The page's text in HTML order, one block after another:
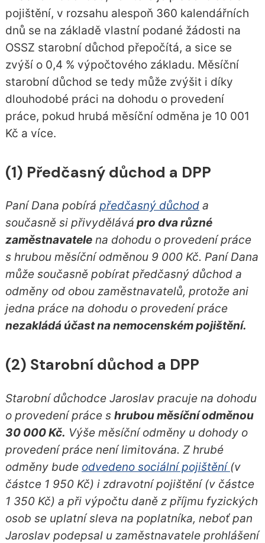
pojištění, v rozsahu alespoň 360 kalendářních
dnů se na základě vlastní podané žádosti na
OSSZ starobní důchod přepočítá, a sice se
zvýší o 0,4 % výpočtového základu. Měsíční
starobní důchod se tedy může zvýšit i díky
dlouhodobé práci na dohodu o provedení
práce, pokud hrubá měsíční odměna je 10 001
Kč a více.
(1) Předčasný důchod a DPP
Paní Dana pobírá předčasný důchoda
současně si přivydělává pro dva různé
zaměstnavatelena dohodu o provedení práce
s hrubou měsíční odměnou 9 000 Kč. Paní Dana
může současně pobírat předčasný důchod a
odměny od obou zaměstnavatelů, protože ani
jedna práce na dohodu o provedení práce
nezakládá účast na nemocenském pojištění.
(2) Starobní důchod a DPP
Starobní důchodce Jaroslav pracuje na dohodu
o provedení práce s hrubou měsíční odměnou
30 000 Kč. Výše měsíční odměny u dohody o
provedení práce není limitována. Z hrubé
odměny bude odvedeno sociální pojištění (v
částce 1 950 Kč) i zdravotní pojištění (v částce
1 350 Kč) a při výpočtu daně z příjmu fyzických
osob se uplatní sleva na poplatníka, neboť pan
Jaroslav podepsal u zaměstnavatele prohlášení